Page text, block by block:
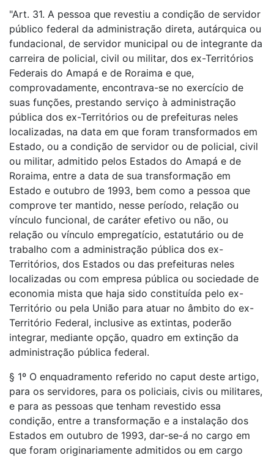
"Art. 31. A pessoa que revestiu a condição de servidor
público federal da administração direta, autárquica ou
fundacional, de servidor municipal ou de integrante da
carreira de policial, civil ou militar, dos ex-Territórios
Federais do Amapá e de Roraima e que,
comprovadamente, encontrava-se no exercício de
suas funções, prestando serviço à administração
pública dos ex-Territórios ou de prefeituras neles
localizadas, na data em que foram transformados em
Estado, ou a condição de servidor ou de policial, civil
ou militar, admitido pelos Estados do Amapá e de
Roraima, entre a data de sua transformação em
Estado e outubro de 1993, bem como a pessoa que
comprove ter mantido, nesse período, relação ou
vínculo funcional, de caráter efetivo ou não, ou
relação ou vínculo empregatício, estatutário ou de
trabalho com a administração pública dos ex-
Territórios, dos Estados ou das prefeituras neles
localizadas ou com empresa pública ou sociedade de
economia mista que haja sido constituída pelo ex-
Território ou pela União para atuar no âmbito do ex-
Território Federal, inclusive as extintas, poderão
integrar, mediante opção, quadro em extinção da
administração pública federal.
§ 1º O enquadramento referido no caput deste artigo,
para os servidores, para os policiais, civis ou militares,
e para as pessoas que tenham revestido essa
condição, entre a transformação e a instalação dos
Estados em outubro de 1993, dar-se-á no cargo em
que foram originariamente admitidos ou em cargo